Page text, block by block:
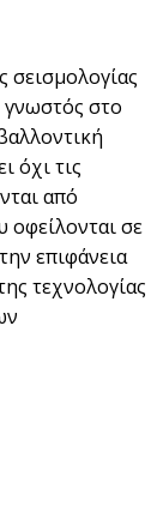
σεισμολογίας
γνωστός στο
όχι τις
από
οφείλονται σε
επιφάνεια
τεχνολογίας